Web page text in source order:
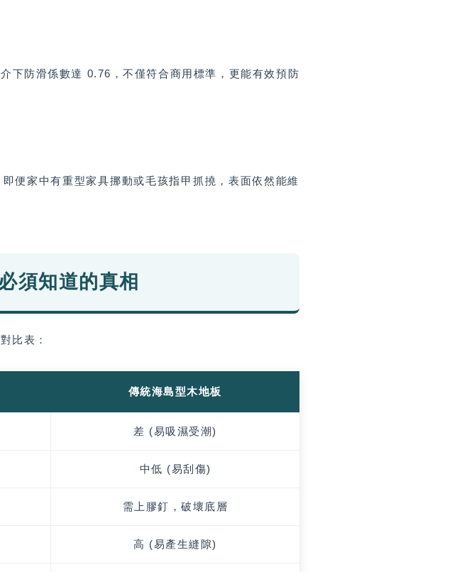
下防滑係數達 0.76，不僅符合商用標準，更能有效預防
便家中有重型家具挪動或毛孩指甲抓撓，表面依然能維
須知道的真相
比表：
傳統海島型木地板
差 (易吸濕受潮)
中低 (易刮傷)
需上膠釘，破壞底層
高 (易產生縫隙)